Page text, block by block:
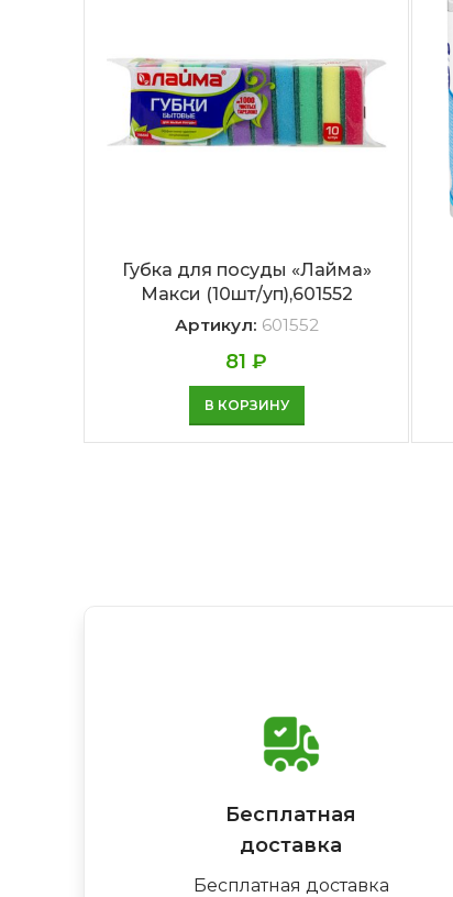
Губка для посуды «Лайма»
Макси (10шт/уп),601552
Артикул: 601552
81₽
В КОРЗИНУ
Бесплатная
доставка
Бесплатная доставка